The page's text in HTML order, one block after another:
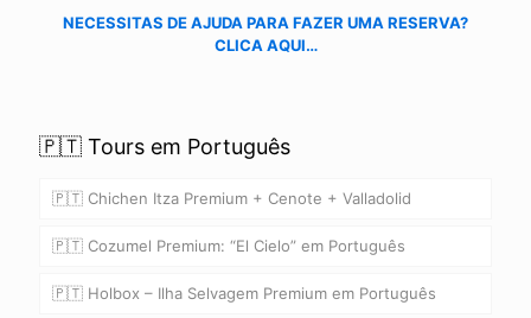
NECESSITAS DE AJUDA PARA FAZER UMA RESERVA?
CLICA AQUI…
🇵🇹 Tours em Português
🇵🇹 Chichen Itza Premium + Cenote + Valladolid
🇵🇹 Cozumel Premium: “El Cielo” em Português
🇵🇹 Holbox – Ilha Selvagem Premium em Português